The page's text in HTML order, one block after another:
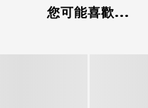
您可能喜歡...